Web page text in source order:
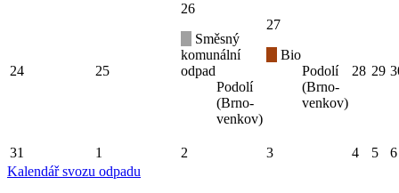
24 25
26
Směsný
komunální
odpad
Podolí
(Brno-
venkov)
27
Bio
Podolí
(Brno-
venkov)
28 29
31 1 2 3 4 5
6
Kalendář svozu odpadu